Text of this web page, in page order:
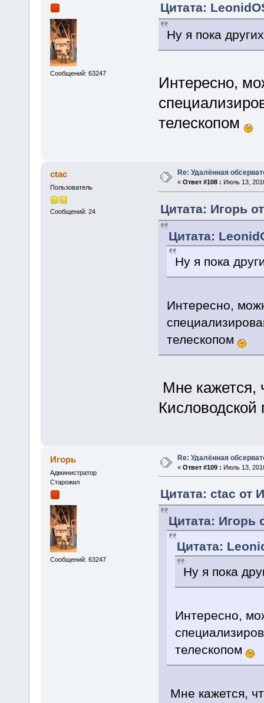
Сообщений: 63247
Цитата:
Ну я пока
Интересно,
телескопом
ctac
Пользователь
Сообщений: 24
Re: Удалённая
« Ответ #108 : Июль 13,
Цитата: Игорь
Цитата:
Ну я пока
Интересно,
телескопом
Мне
Кисловодской
Игорь
Администратор
Старожил
Сообщений: 63247
Re: Удалённая
« Ответ #109 : Июль 13,
Цитата: ctac от
Цитата: Игорь
Цитата:
Ну я пока
Интересно,
телескопом
Мне кажется,